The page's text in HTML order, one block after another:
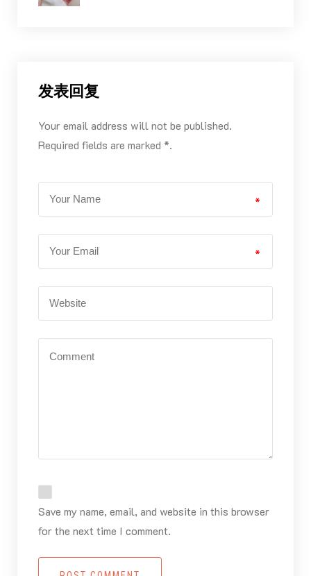
发表回复
Your email address will not be published.
Required fields are marked *.
*
*
Save my name, email, and website in this browser
for the next time I comment.